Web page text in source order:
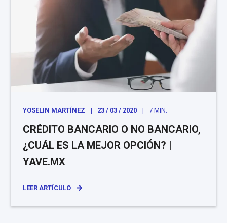
YOSELIN MARTÍNEZ 23 / 03 / 2020 7 MIN.
CRÉDITO BANCARIO O NO BANCARIO,
¿CUÁL ES LA MEJOR OPCIÓN? |
YAVE.MX
LEER ARTÍCULO